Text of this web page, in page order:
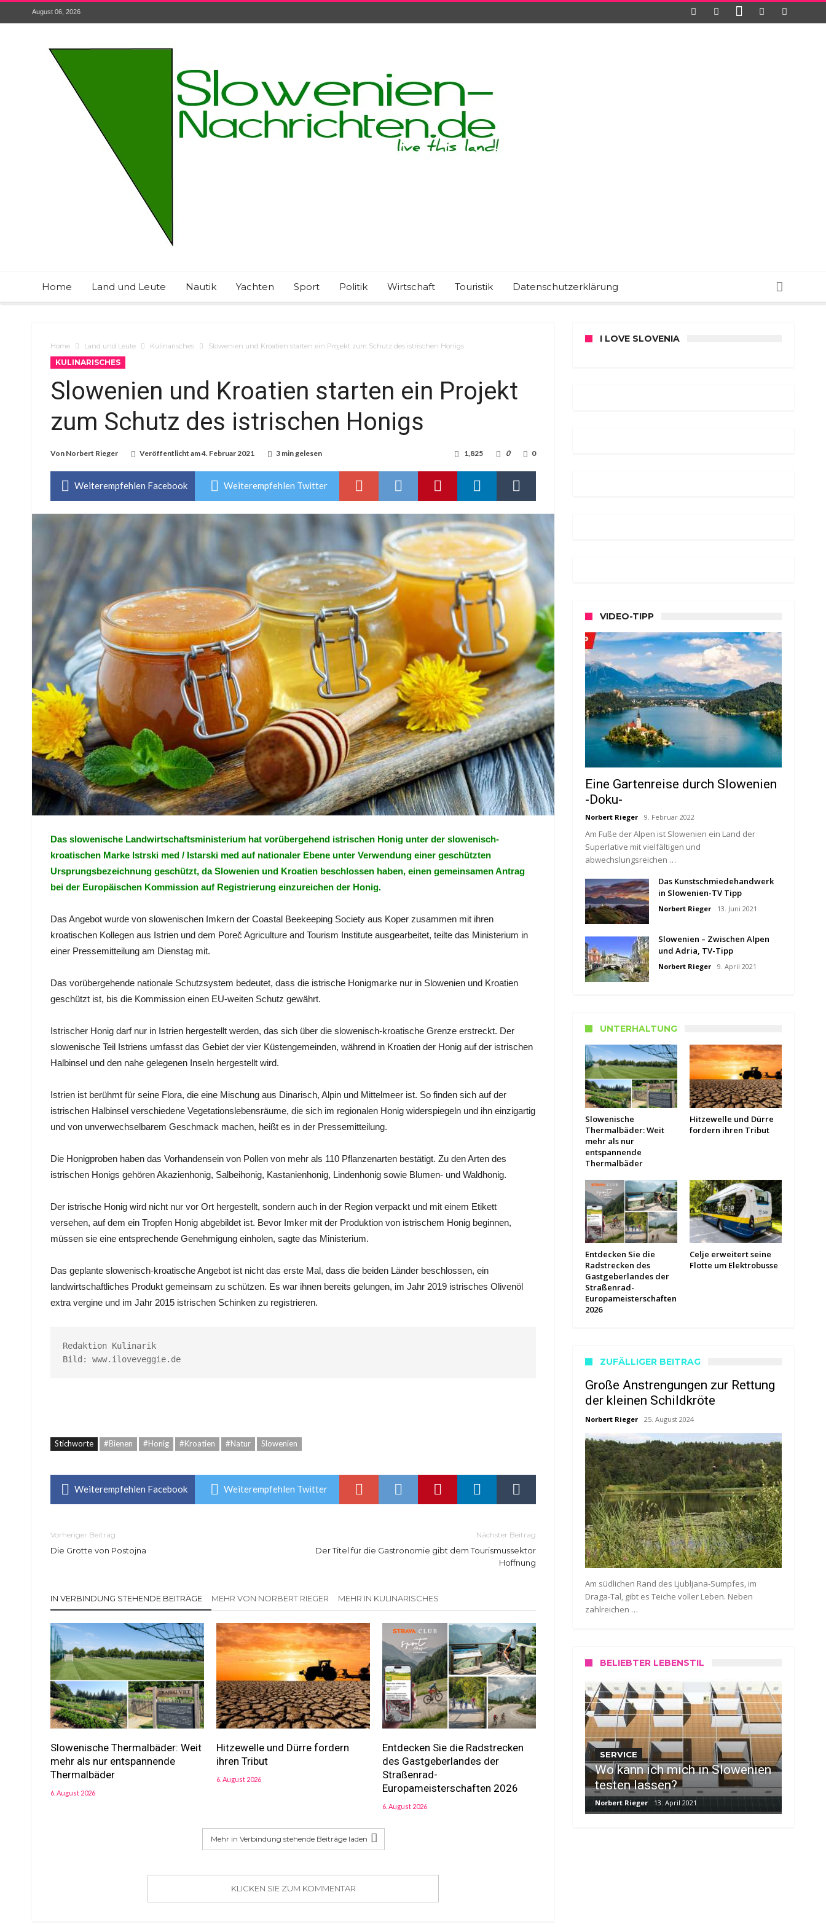
August 06, 2026
Home Land und Leute Nautik Yachten Sport Politik Wirtschaft Touristik Datenschutzerklärung
Home Land und Leute Kulinarisches Slowenien und Kroatien starten ein Projekt zum Schutz des istrischen Honigs
KULINARISCHES
Slowenien und Kroatien starten ein Projekt
zum Schutz des istrischen Honigs
Von Norbert Rieger Veröffentlicht am4. Februar 2021 3 min gelesen 0
0
1,825
Weiterempfehlen Facebook Weiterempfehlen Twitter
Das slowenische Landwirtschaftsministerium hat vorübergehend istrischen Honig unter der slowenisch-
kroatischen Marke Istrski med / Istarski med auf nationaler Ebene unter Verwendung einer geschützten
Ursprungsbezeichnung geschützt, da Slowenien und Kroatien beschlossen haben, einen gemeinsamen Antrag
bei der Europäischen Kommission auf Registrierung einzureichen der Honig.
Das Angebot wurde von slowenischen Imkern der Coastal Beekeeping Society aus Koper zusammen mit ihren
kroatischen Kollegen aus Istrien und dem Poreč Agriculture and Tourism Institute ausgearbeitet, teilte das Ministerium in
einer Pressemitteilung am Dienstag mit.
Das vorübergehende nationale Schutzsystem bedeutet, dass die istrische Honigmarke nur in Slowenien und Kroatien
geschützt ist, bis die Kommission einen EU-weiten Schutz gewährt.
Istrischer Honig darf nur in Istrien hergestellt werden, das sich über die slowenisch-kroatische Grenze erstreckt. Der
slowenische Teil Istriens umfasst das Gebiet der vier Küstengemeinden, während in Kroatien der Honig auf der istrischen
Halbinsel und den nahe gelegenen Inseln hergestellt wird.
Istrien ist berühmt für seine Flora, die eine Mischung aus Dinarisch, Alpin und Mittelmeer ist. So finden sich auf der
istrischen Halbinsel verschiedene Vegetationslebensräume, die sich im regionalen Honig widerspiegeln und ihn einzigartig
und von unverwechselbarem Geschmack machen, heißt es in der Pressemitteilung.
Die Honigproben haben das Vorhandensein von Pollen von mehr als 110 Pflanzenarten bestätigt. Zu den Arten des
istrischen Honigs gehören Akazienhonig, Salbeihonig, Kastanienhonig, Lindenhonig sowie Blumen- und Waldhonig.
Der istrische Honig wird nicht nur vor Ort hergestellt, sondern auch in der Region verpackt und mit einem Etikett
versehen, auf dem ein Tropfen Honig abgebildet ist. Bevor Imker mit der Produktion von istrischem Honig beginnen,
müssen sie eine entsprechende Genehmigung einholen, sagte das Ministerium.
Das geplante slowenisch-kroatische Angebot ist nicht das erste Mal, dass die beiden Länder beschlossen, ein
landwirtschaftliches Produkt gemeinsam zu schützen. Es war ihnen bereits gelungen, im Jahr 2019 istrisches Olivenöl
extra vergine und im Jahr 2015 istrischen Schinken zu registrieren.
Redaktion Kulinarik
Bild: www.iloveveggie.de
Stichworte #Bienen #Honig #Kroatien #Natur Slowenien
Weiterempfehlen Facebook Weiterempfehlen Twitter
Vorheriger Beitrag
Die Grotte von Postojna
Nächster Beitrag
Der Titel für die Gastronomie gibt dem Tourismussektor
Hoffnung
IN VERBINDUNG STEHENDE BEITRÄGE MEHR VON NORBERT RIEGER MEHR IN KULINARISCHES
Slowenische Thermalbäder: Weit
mehr als nur entspannende
Thermalbäder
6. August 2026
Hitzewelle und Dürre fordern
ihren Tribut
6. August 2026
Entdecken Sie die Radstrecken
des Gastgeberlandes der
Straßenrad-
Europameisterschaften 2026
6. August 2026
Mehr in Verbindung stehende Beiträge laden
KLICKEN SIE ZUM KOMMENTAR
I LOVE SLOVENIA
VIDEO-TIPP
Eine Gartenreise durch Slowenien
-Doku-
Norbert Rieger 9. Februar 2022
Am Fuße der Alpen ist Slowenien ein Land der
Superlative mit vielfältigen und
abwechslungsreichen …
Das Kunstschmiedehandwerk
in Slowenien-TV Tipp
Norbert Rieger 13. Juni 2021
Slowenien – Zwischen Alpen
und Adria, TV-Tipp
Norbert Rieger 9. April 2021
UNTERHALTUNG
Slowenische
Thermalbäder: Weit
mehr als nur
entspannende
Thermalbäder
Hitzewelle und Dürre
fordern ihren Tribut
Entdecken Sie die
Radstrecken des
Gastgeberlandes der
Straßenrad-
Europameisterschaften
2026
Celje erweitert seine
Flotte um Elektrobusse
ZUFÄLLIGER BEITRAG
Große Anstrengungen zur Rettung
der kleinen Schildkröte
Norbert Rieger 25. August 2024
Am südlichen Rand des Ljubljana-Sumpfes, im
Draga-Tal, gibt es Teiche voller Leben. Neben
zahlreichen …
BELIEBTER LEBENSTIL
SERVICE
Wo kann ich mich in Slowenien
testen lassen?
Norbert Rieger 13. April 2021